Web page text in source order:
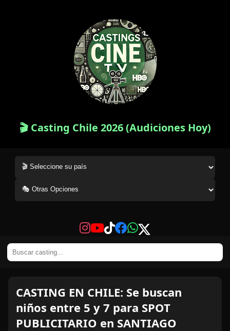
🎬 Casting Chile 2026 (Audiciones Hoy)
CASTING EN CHILE: Se buscan
niños entre 5 y 7 para SPOT
PUBLICITARIO en SANTIAGO